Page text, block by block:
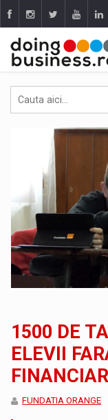
1500 DE
ELEVII
FUNDATIA ORANGE